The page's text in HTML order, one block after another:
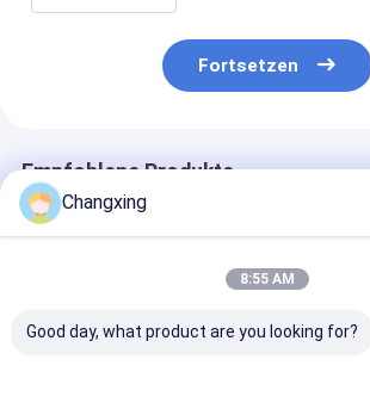
Fortsetzen
Empfohlene Produkte
Changxing
8:55 AM
Good day, what product are you looking for?